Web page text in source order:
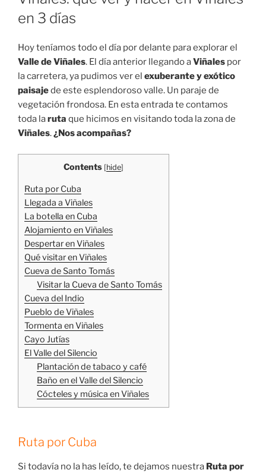
en 3 días
Hoy teníamos todo el día por delante para explorar el
Valle de Viñales. El día anterior llegando aViñales por
la carretera, ya pudimos ver el exuberante y exótico
paisajede este esplendoroso valle. Un paraje de
vegetación frondosa. En esta entrada te contamos
toda laruta que hicimos en visitando toda la zona de
Viñales.¿Nos acompañas?
Contents [hide]
Ruta por Cuba
Llegada a Viñales
La botella en Cuba
Alojamiento en Viñales
Despertar en Viñales
Qué visitar en Viñales
Cueva de Santo Tomás
Visitar la Cueva de Santo Tomás
Cueva del Indio
Pueblo de Viñales
Tormenta en Viñales
Cayo Jutías
El Valle del Silencio
Plantación de tabaco y café
Baño en el Valle del Silencio
Cócteles y música en Viñales
Ruta por Cuba
Si todavía no la has leído, te dejamos nuestra Ruta por